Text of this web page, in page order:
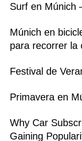
Surf en Múnich
Múnich en
para recorrer la
Festival de
Primavera en
Why Car
Gaining